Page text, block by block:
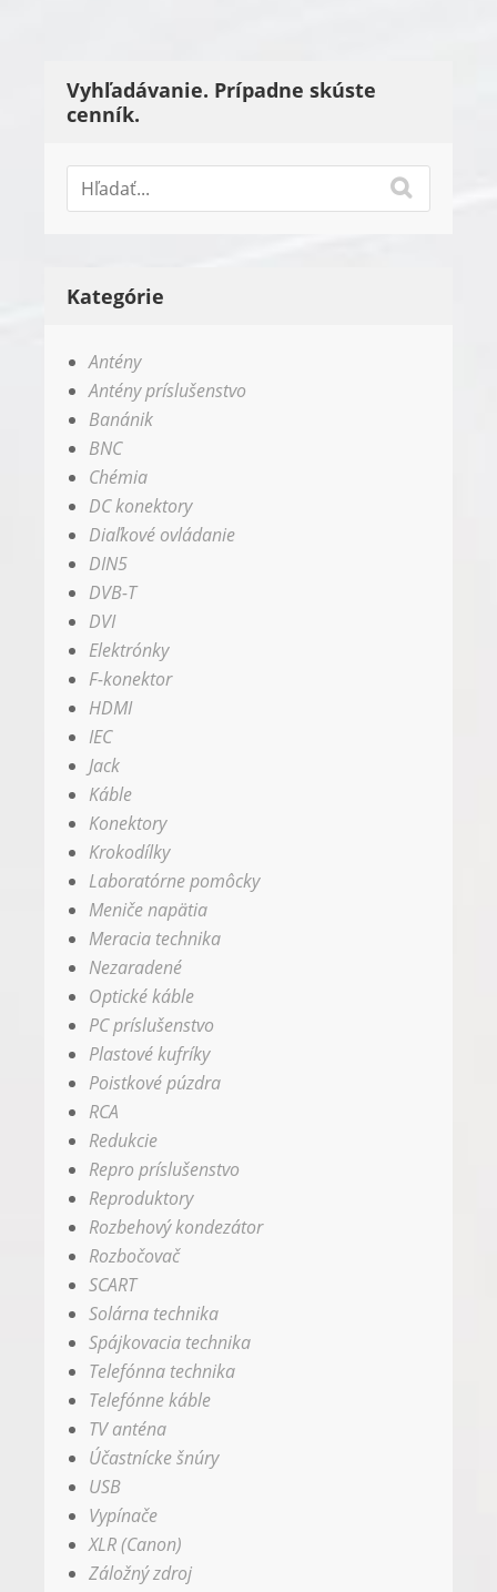
Vyhľadávanie. Prípadne skúste
cenník.
Kategórie
Antény
Antény príslušenstvo
Banánik
BNC
Chémia
DC konektory
Diaľkové ovládanie
DIN5
DVB-T
DVI
Elektrónky
F-konektor
HDMI
IEC
Jack
Káble
Konektory
Krokodílky
Laboratórne pomôcky
Meniče napätia
Meracia technika
Nezaradené
Optické káble
PC príslušenstvo
Plastové kufríky
Poistkové púzdra
RCA
Redukcie
Repro príslušenstvo
Reproduktory
Rozbehový kondezátor
Rozbočovač
SCART
Solárna technika
Spájkovacia technika
Telefónna technika
Telefónne káble
TV anténa
Účastnícke šnúry
USB
Vypínače
XLR (Canon)
Záložný zdroj